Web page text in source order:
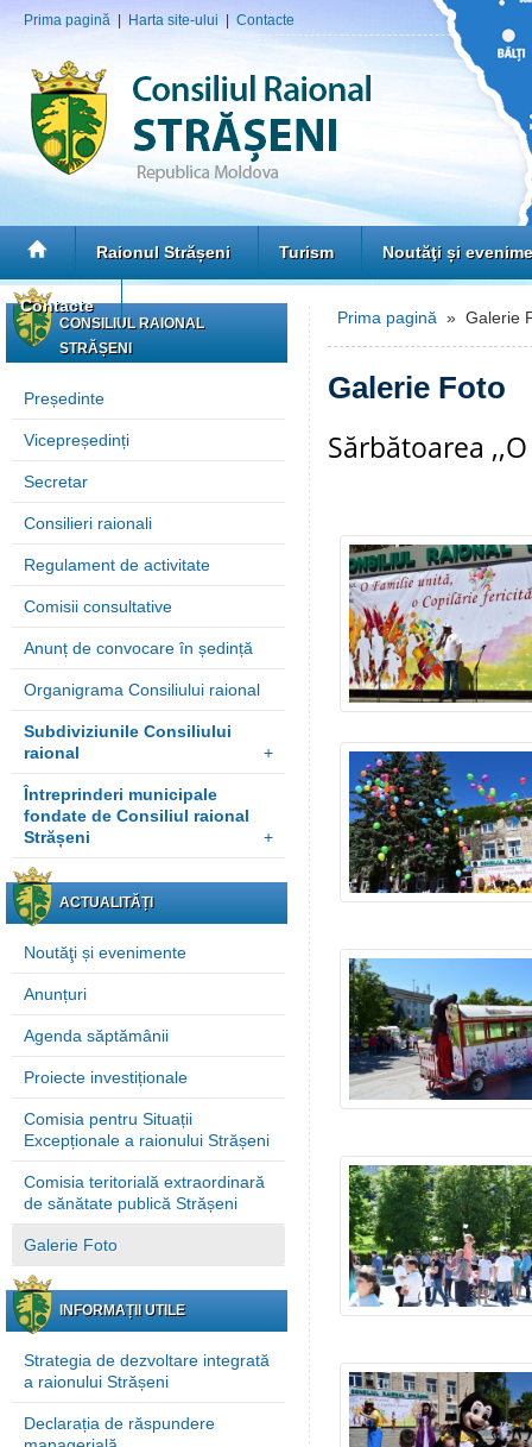
Prima pagină Harta site-ului Contacte
Raionul Strășeni Turism Noutăţi și
Contacte
CONSILIUL RAIONAL
STRĂȘENI
Președinte
Vicepreședinți
Secretar
Consilieri raionali
Regulament de activitate
Comisii consultative
Anunț de convocare în ședință
Organigrama Consiliului raional
Subdiviziunile Consiliului
raional
+
Întreprinderi municipale
fondate de Consiliul raional
Strășeni
+
ACTUALITĂȚI
Noutăţi și evenimente
Anunțuri
Agenda săptămânii
Proiecte investiționale
Comisia pentru Situații
Excepționale a raionului Strășeni
Comisia teritorială extraordinară
de sănătate publică Strășeni
Galerie Foto
INFORMAȚII UTILE
Strategia de dezvoltare integrată
a raionului Strășeni
Declarația de răspundere
Prima pagină » Galerie
Galerie Foto
Sărbătoarea